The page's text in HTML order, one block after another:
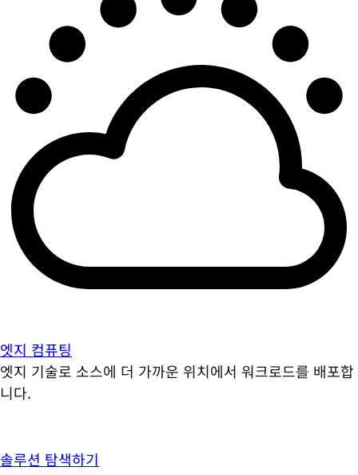
엣지 컴퓨팅
엣지 기술로 소스에 더 가까운 위치에서 워크로드를 배포합
니다.
솔루션 탐색하기